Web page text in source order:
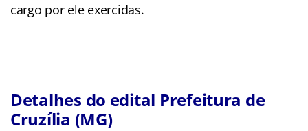
cargo por ele exercidas.
Detalhes do edital Prefeitura de
Cruzília (MG)